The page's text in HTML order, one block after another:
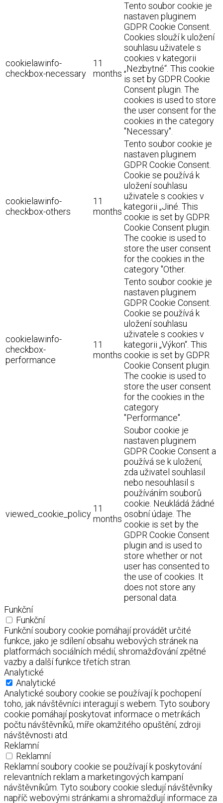
cookielawinfo-
checkbox-necessary
11
months
Tento soubor cookie je
nastaven pluginem
GDPR Cookie Consent.
Cookies slouží k uložení
souhlasu uživatele s
cookies v kategorii
„Nezbytné“. This cookie
is set by GDPR Cookie
Consent plugin. The
cookies is used to store
the user consent for the
cookies in the category
"Necessary".
cookielawinfo-
checkbox-others
11
months
Tento soubor cookie je
nastaven pluginem
GDPR Cookie Consent.
Cookie se používá k
uložení souhlasu
uživatele s cookies v
kategorii „Jiné. This
cookie is set by GDPR
Cookie Consent plugin.
The cookie is used to
store the user consent
for the cookies in the
category "Other.
cookielawinfo-
checkbox-
performance
11
months
Tento soubor cookie je
nastaven pluginem
GDPR Cookie Consent.
Cookie se používá k
uložení souhlasu
uživatele s cookies v
kategorii „Výkon“. This
cookie is set by GDPR
Cookie Consent plugin.
The cookie is used to
store the user consent
for the cookies in the
category
"Performance".
viewed_cookie_policy
11
months
Soubor cookie je
nastaven pluginem
GDPR Cookie Consent a
používá se k uložení,
zda uživatel souhlasil
nebo nesouhlasil s
používáním souborů
cookie. Neukládá žádné
osobní údaje. The
cookie is set by the
GDPR Cookie Consent
plugin and is used to
store whether or not
user has consented to
the use of cookies. It
does not store any
personal data.
Funkční
Funkční
Funkční soubory cookie pomáhají provádět určité
funkce, jako je sdílení obsahu webových stránek na
platformách sociálních médií, shromažďování zpětné
vazby a další funkce třetích stran.
Analytické
Analytické
Analytické soubory cookie se používají k pochopení
toho, jak návštěvníci interagují s webem. Tyto soubory
cookie pomáhají poskytovat informace o metrikách
počtu návštěvníků, míře okamžitého opuštění, zdroji
návštěvnosti atd.
Reklamní
Reklamní
Reklamní soubory cookie se používají k poskytování
relevantních reklam a marketingových kampaní
návštěvníkům. Tyto soubory cookie sledují návštěvníky
napříč webovými stránkami a shromažďují informace za